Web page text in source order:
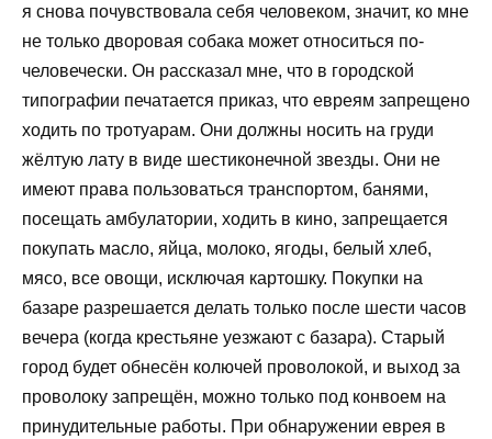
я снова почувствовала себя человеком, значит, ко мне
не только дворовая собака может относиться по-
человечески. Он рассказал мне, что в городской
типографии печатается приказ, что евреям запрещено
ходить по тротуарам. Они должны носить на груди
жёлтую лату в виде шестиконечной звезды. Они не
имеют права пользоваться транспортом, банями,
посещать амбулатории, ходить в кино, запрещается
покупать масло, яйца, молоко, ягоды, белый хлеб,
мясо, все овощи, исключая картошку. Покупки на
базаре разрешается делать только после шести часов
вечера (когда крестьяне уезжают с базара). Старый
город будет обнесён колючей проволокой, и выход за
проволоку запрещён, можно только под конвоем на
принудительные работы. При обнаружении еврея в